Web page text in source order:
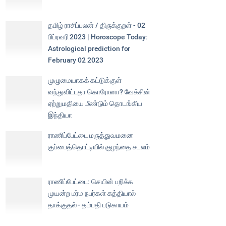
தமிழ் ராசிப்பலன் / திருக்குறள் - 02
பிப்ரவரி 2023 | Horoscope Today:
Astrological prediction for
February 02 2023
முழுமையாகக் கட்டுக்குள்
வந்துவிட்டதா கொரோனா? வேக்சின்
ஏற்றுமதியை மீண்டும் தொடங்கிய
இந்தியா
ராணிப்பேட்டை மருத்துவமனை
குப்பைத்தொட்டியில் குழந்தை சடலம்
ராணிப்பேட்டை: செயின் பறிக்க
முயன்ற மர்ம நபர்கள் கத்தியால்
தாக்குதல் - தம்பதி படுகாயம்